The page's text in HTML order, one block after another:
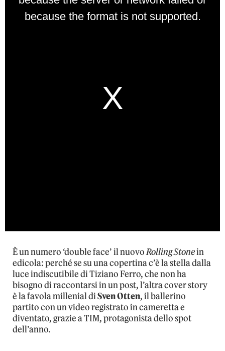
È un numero ‘double face’ il nuovoRolling Stonein
edicola: perché se su una copertina c’è la stella dalla
luce indiscutibile di Tiziano Ferro, che non ha
bisogno di raccontarsi in un post, l’altra cover story
è la favola millenial diSven Otten, il ballerino
partito con un video registrato in cameretta e
diventato, grazie a TIM, protagonista dello spot
dell’anno.